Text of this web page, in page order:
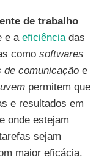
de trabalho
e a eficiênciadas
como softwares
de comunicação e
permitem que
e resultados em
onde estejam
sejam
maior eficácia.